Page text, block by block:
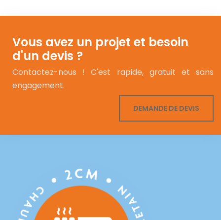
Vous avez un projet et besoin
d'un devis ?
Contactez-nous ! C'est rapide, gratuit et sans
engagement.
DEMANDE DE DEVIS